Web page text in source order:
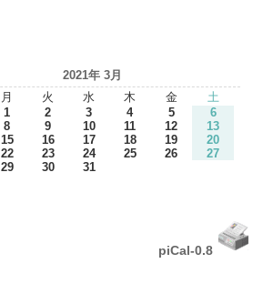
2021年 3月
月 火 水 木 金
土
1
2 3 4 5
6
8 9 10 11 12
13
15 16 17 18 19
20
22 23 24 25 26
27
29 30 31
piCal-0.8